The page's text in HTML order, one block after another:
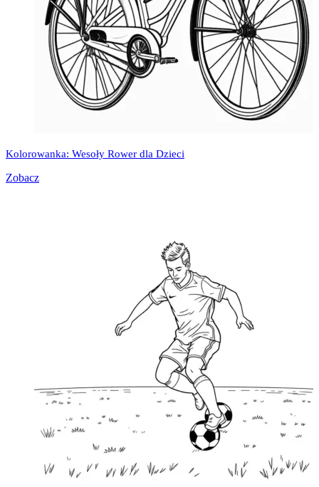
Kolorowanka: Wesoły Rower dla Dzieci
Zobacz